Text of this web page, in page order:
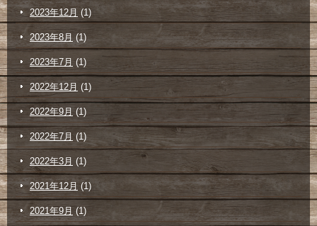
2023年12月 (1)
2023年8月 (1)
2023年7月 (1)
2022年12月 (1)
2022年9月 (1)
2022年7月 (1)
2022年3月 (1)
2021年12月 (1)
2021年9月 (1)